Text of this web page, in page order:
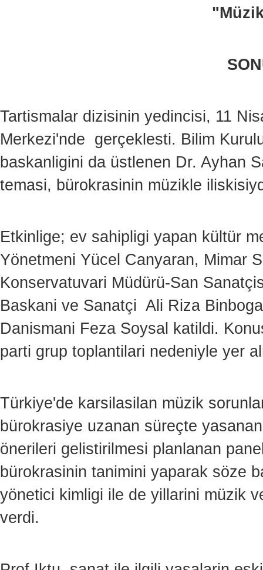
Tartismalar dizisinin yedincisi, 11
Merkezi'nde gerçeklesti. Bilim
baskanligini da üstlenen Dr. Ayhan
temasi, bürokrasinin müzikle
Etkinlige; ev sahipligi yapan kültür
Yönetmeni Yücel Canyaran, Mimar
Konservatuvari Müdürü-San
Baskani ve Sanatçi Ali Riza
Danismani Feza Soysal katildi.
parti grup toplantilari nedeniyle yer
Türkiye'de karsilasilan müzik
bürokrasiye uzanan süreçte
önerileri gelistirilmesi planlanan
bürokrasinin tanimini yaparak söze
yönetici kimligi ile de yillarini müzik
verdi.